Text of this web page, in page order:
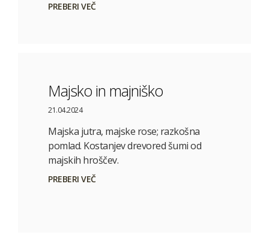
PREBERI VEČ
Majsko in majniško
21.04.2024
Majska jutra, majske rose; razkošna
pomlad. Kostanjev drevored šumi od
majskih hroščev.
PREBERI VEČ